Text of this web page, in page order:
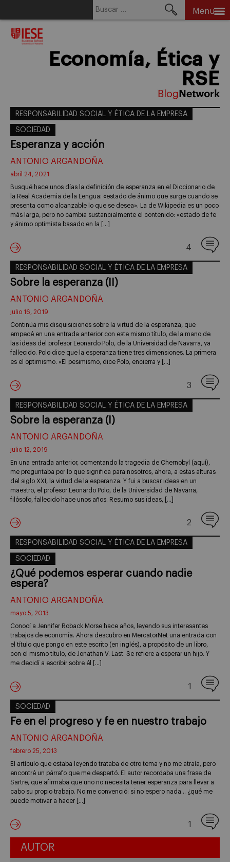
Menu
Economía, Ética y
RSE
RESPONSABILIDAD SOCIAL Y ÉTICA DE LA EMPRESA
SOCIEDAD
Esperanza y acción
ANTONIO ARGANDOÑA
abril 24, 2021
Busqué hace unos días la definición de esperanza en el Diccionario de
la Real Academia de la Lengua: «estado de ánimo que surge cuando se
presenta como alcanzable lo que se desea». La de Wikipedia es un poco
más larga, pero no cambia sustancialmente el contenido: «estado de fe
y ánimo optimista basado en la […]
4
RESPONSABILIDAD SOCIAL Y ÉTICA DE LA EMPRESA
Sobre la esperanza (II)
ANTONIO ARGANDOÑA
julio 16, 2019
Continúa mis disquisiciones sobre la virtud de la esperanza, que
empecé en una entrada anterior con este mismo título, de la mano de
las ideas del profesor Leonardo Polo, de la Universidad de Navarra, ya
fallecido. Polo dice que la esperanza tiene tres dimensiones. La primera
es el optimismo. «El pesimismo, dice Polo, encierra y […]
3
RESPONSABILIDAD SOCIAL Y ÉTICA DE LA EMPRESA
Sobre la esperanza (I)
ANTONIO ARGANDOÑA
julio 12, 2019
En una entrada anterior, comentando la tragedia de Chernobyl (aquí),
me preguntaba por lo que significa para nosotros, ahora, a estas alturas
del siglo XXI, la virtud de la esperanza. Y fui a buscar ideas en un
maestro, el profesor Leonardo Polo, de la Universidad de Navarra,
filósofo, fallecido hace unos años. Resumo sus ideas, […]
2
RESPONSABILIDAD SOCIAL Y ÉTICA DE LA EMPRESA
SOCIEDAD
¿Qué podemos esperar cuando nadie
espera?
ANTONIO ARGANDOÑA
mayo 5, 2013
Conocí a Jennifer Roback Morse hace años, leyendo sus interesantes
trabajos de economía. Ahora descubro en MercatorNet una entrada con
el título que pongo en este escrito (en inglés), a propósito de un libro,
con el mismo título, de Jonathan V. Last. Se refiere a esperar un hijo. Y
me decidí a escribir sobre él […]
1
SOCIEDAD
Fe en el progreso y fe en nuestro trabajo
ANTONIO ARGANDOÑA
febrero 25, 2013
El artículo que estaba leyendo trataba de otro tema y no me atraía, pero
encontré un párrafo que me despertó. El autor recordaba una frase de
Sartre, que afirmaba que uno no necesita tener esperanza para llevar a
cabo su propio trabajo. No me convenció: si no espero nada… ¿qué me
puede motivar a hacer […]
1
AUTOR